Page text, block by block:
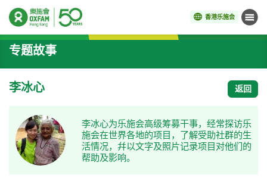
香港乐施会 菜单
开始主要内容
专题故事
李冰心 返回
李冰心为乐施会高级筹募干事，经常探访乐
施会在世界各地的项目，了解受助社群的生
活情况，幷以文字及照片记录项目对他们的
帮助及影响。